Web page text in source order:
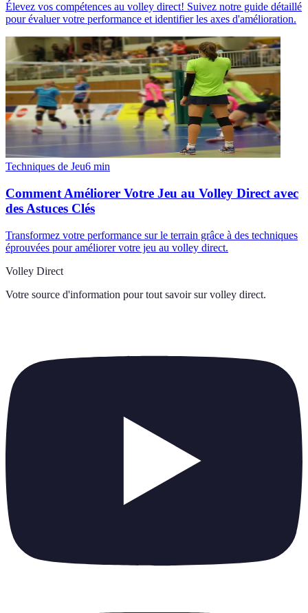
Élevez vos compétences au volley direct! Suivez notre guide détaillé
pour évaluer votre performance et identifier les axes d'amélioration.
Techniques de Jeu6 min
Comment Améliorer Votre Jeu au Volley Direct avec
des Astuces Clés
Transformez votre performance sur le terrain grâce à des techniques
éprouvées pour améliorer votre jeu au volley direct.
Volley Direct
Votre source d'information pour tout savoir sur volley direct.